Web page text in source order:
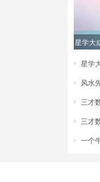
星学大
风水
三才
三才